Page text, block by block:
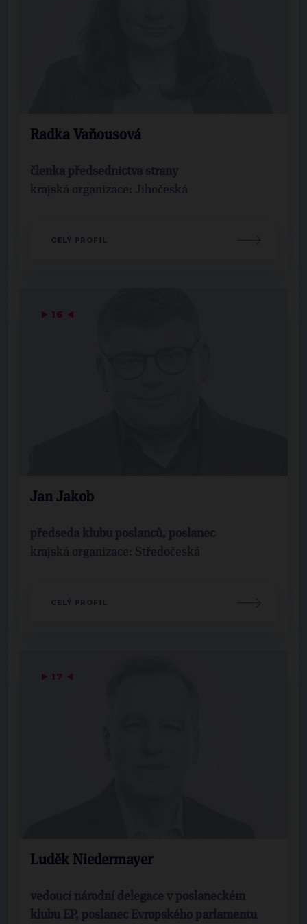
Radka Vaňousová
členka předsednictva strany
krajská organizace: Jihočeská
CELÝ PROFIL
▶ 16 ◀
Jan Jakob
předseda klubu poslanců, poslanec
krajská organizace: Středočeská
CELÝ PROFIL
▶ 17 ◀
Luděk Niedermayer
vedoucí národní delegace v poslaneckém
klubu EP, poslanec Evropského parlamentu